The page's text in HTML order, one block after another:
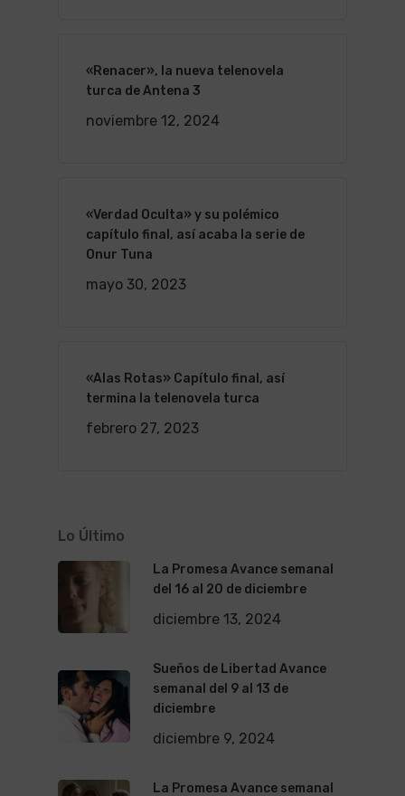
«Renacer», la nueva telenovela
turca de Antena 3
noviembre 12, 2024
«Verdad Oculta» y su polémico
capítulo final, así acaba la serie de
Onur Tuna
mayo 30, 2023
«Alas Rotas» Capítulo final, así
termina la telenovela turca
febrero 27, 2023
Lo Último
La Promesa Avance semanal
del 16 al 20 de diciembre
diciembre 13, 2024
Sueños de Libertad Avance
semanal del 9 al 13 de
diciembre
diciembre 9, 2024
La Promesa Avance semanal